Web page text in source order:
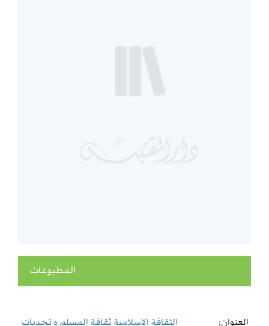
المطبوعات
العنوان: الثقافة الاسلامية ثقافة المسلم و تحديات